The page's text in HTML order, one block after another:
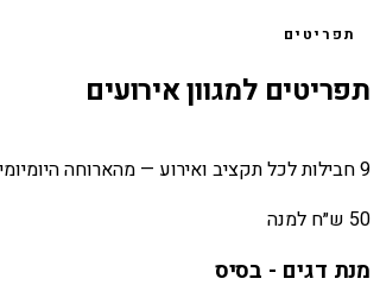
תפריטים
תפריטים למגוון אירועים
9 חבילות לכל תקציב ואירוע — מהארוחה היומיומית ועד הפרימיום VIP.
50 ש״ח למנה
מנת דגים - בסיס